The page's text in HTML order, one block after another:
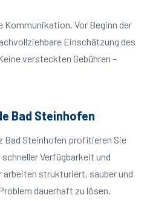
Kommunikation. Vor Beginn der
Einschätzung des
versteckten Gebühren –
Bad Steinhofen
Bad Steinhofen profitieren Sie
Verfügbarkeit und
arbeiten strukturiert, sauber und
dauerhaft zu lösen.